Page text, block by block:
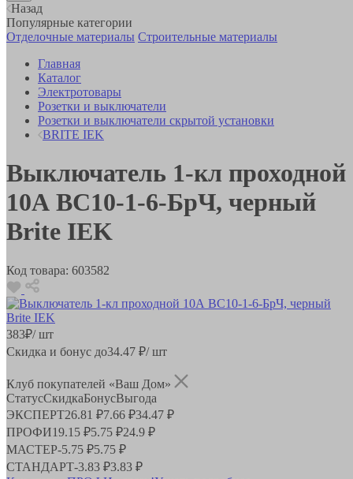
Назад
Популярные категории
Отделочные материалы Строительные материалы
Главная
Каталог
Электротовары
Розетки и выключатели
Розетки и выключатели скрытой установки
BRITE IEK
Выключатель 1-кл проходной
10А ВС10-1-6-БрЧ, черный
Brite IEK
Код товара: 603582
383₽/ шт
Скидка и бонус до34.47 ₽/ шт
Клуб покупателей «Ваш Дом»
СтатусСкидкаБонусВыгода
ЭКСПЕРТ26.81 ₽7.66 ₽34.47 ₽
ПРОФИ19.15 ₽5.75 ₽24.9 ₽
МАСТЕР-5.75 ₽5.75 ₽
СТАНДАРТ-3.83 ₽3.83 ₽